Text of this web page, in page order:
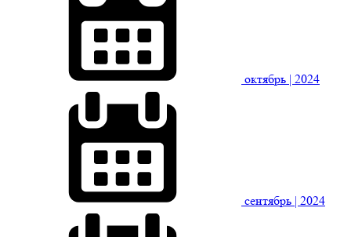
октябрь | 2024
сентябрь | 2024